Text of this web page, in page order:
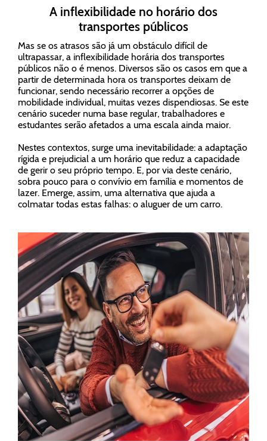
A inflexibilidade no horário dos
transportes públicos
Mas se os atrasos são já um obstáculo difícil de
ultrapassar, a inflexibilidade horária dos transportes
públicos não o é menos. Diversos são os casos em que a
partir de determinada hora os transportes deixam de
funcionar, sendo necessário recorrer a opções de
mobilidade individual, muitas vezes dispendiosas. Se este
cenário suceder numa base regular, trabalhadores e
estudantes serão afetados a uma escala ainda maior.
Nestes contextos, surge uma inevitabilidade: a adaptação
rígida e prejudicial a um horário que reduz a capacidade
de gerir o seu próprio tempo. E, por via deste cenário,
sobra pouco para o convívio em família e momentos de
lazer. Emerge, assim, uma alternativa que ajuda a
colmatar todas estas falhas: o aluguer de um carro.